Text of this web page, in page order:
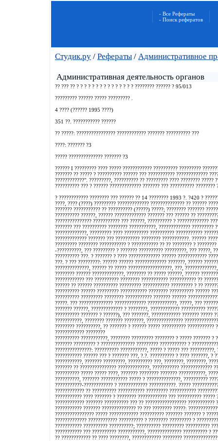
- Все Рефераты
- Поиск рефератов
Студик.ру / Рефераты / Административное
Административная деятельность органов
?? ??? ?? ? ? ? ? ? ? ? ? ? ? ? ? ? ? ? ???????? ?????? ? 95/013
????????? ?????? ????? ????????? .
4 ???? (?????? 1995 ????)
351 ??. ??????????? ??????
?? ?????: ???????????????? ???????????? ??????? ?????????? ???
????: ??????? ?3
????? ?????????????? ??????? ?3
?????? I ????????? ???? ????? ???????????? ?????????? ?????????
??????? ?? ????? ? ?????????? ?????? ??? ??????????? ?????????????
????????????". ?????????, ?????????? ?? ????????? ???? ???????? ?????
?????????? ??? ? ?????? ????????????? ??????? ??? ?????????? ????????
? ???????????? ???????? ??? ?????? ?? 14 ???????? 1993 ?. ?420 ?
????, ???? (????) ????????? ????????????? ?????????????? ?? ??????
??????? ??????????? ?? ?????????? (?????) ?????; ???????? ???????
?????????? ??????, ?????? ????????????? ??????? ??? ?????? ??
??????????????? ??????????? ??? ??????, ?????????? ? ?????????????
??????? ??? ?????????? ???????? ???????????, ????????????? ?????????
?????????????, ????????? ???? ?????????? ?????????? ???????????
????????????? ??????? ??? ?????????? ???????? ???????????. ??????
????????? ???????? ??????????? ? ??????????? ?? ?? ???????? ?
-??????????, ??? ????????? ? ??????? ?????????? ?????????, ??? ?????,
?????????? ???. ? ??????? ? ???? ????????????? ?????? ????????????
???. ? ??? ?????????: ?????? ?????? ????????????? ???????, ??????
??????????????, ?????? ?? ????? ??????????????????, ???,
???????? ?????? ?????????????, ???????? ?? ????? ??????, ??????
???????????? ??? ?????????? ???????? ??????????? ??????????? ??
?????? ?? ?????? ?????????? ????????? ??????????? ????????? ? ??
?????????? ?????? ????????? ??????????? ???????? ?????????? ??????
?????????? ????????? ???????? ??????????? ??????? ??????
?????. ??? ?????????????? ????????????? ????????????, ?????, ???
??????? ??????, ????????????? ? ????????, ???????????? ??????????
?????????? ??????? ? ??????), ??? ???????, ???????????? ??????? ?????
???????????, ???????? ??????? ????????, ???????????????
???????? ??????????, ?? ??????? ? ?????? ????? ?????????? ???????????
???????????? ????????
?????????? ???????????, ???????? ????????? ???????? ? ????? ??????? ?
??????? ????????? ? ?????????????? ????????? ??????????? ?
???????????????: ?????????? ???????????, ????? ? ????? ???
??????????? ?????? ??? ? ??????? ???, ?.?. ?????????? ? ???? ???????, ?
???????????, ??????? ?????????, ?????????? ???, ????????, ????????,
??????? ?? ??????????????? ?????????????, ??????????? ?????????????
?????????? ????? ????? ????, ??????? ???????? ??????? ???????????,
??????????, ??????? ??????????? ????? ? ??????????????, ??????????
???????????-???????????? ? ???????????? ???????????. ?????
???????????? ?? ?????????? ??????????? ????????? ???????????
??????????? ???? ??????? ? ???????? ???????????? ??? ??????????
???????????? ??????? ?????????? ??? ?? ?????????????????
??????????? ??????? ?????????????? ?? ??? ???????? ?????:
???????????????? ????? ???????????? ?????????? ??????? ??????? ?
????????????? ???????????? ?????????? ? ???????? ????????? ?
??????????? ?????????? ??????????; ?????????? ????????? ??????????
??????????? ??? ?????????? ???????????, ?????????????? ?????????? ?
?? ???????????? ?? ???? ????????, ???????????? ????????